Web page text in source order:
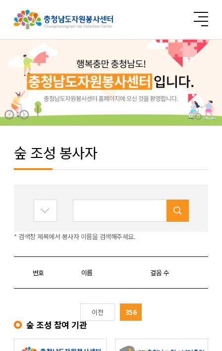
숲 조성 봉사자
* 검색창 제목에서 봉사자 이름을 검색해주세요.
번호 이름 걸음 수
이전 356
숲 조성 참여 기관